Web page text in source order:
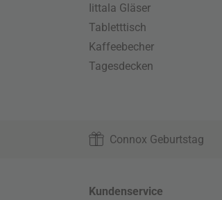
Iittala Gläser
Tabletttisch
Kaffeebecher
Tagesdecken
Connox Geburtstag
Kundenservice